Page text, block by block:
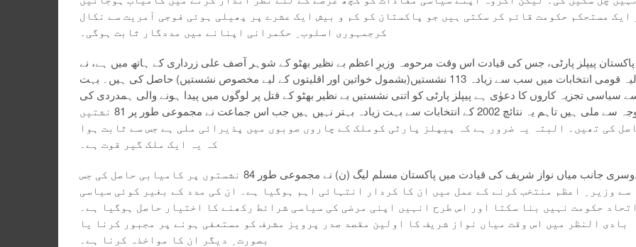
ایک مستحکم حکومت قائم کر سکتی ہیں جو پاکستان کو کم و بیش ایک عشرے پر پھیلی ہوئی فوجی آمریت سے نکال
کرجمہوری اسلوب ِ حکمرانی اپنانے میں مددگار ثابت ہوگی۔
پاکستان پیپلز پارٹی، جس کی قیادت اس وقت مرحومہ وزیرِ اعظم بے نظیر بھٹو کے شوہر آصف علی زرداری کے ہاتھ میں ہے، نے
حالیہ قومی انتخابات میں سب سے زیادہ 113 نشستیں(بشمول خواتین اور اقلیتوں کے لیے مخصوص نشستیں) حاصل کی ہیں۔ بہت
سیاسی تجزیہ کاروں کا دعوٰی ہے پیپلز پارٹی کو اتنی نشستیں بے نظیر بھٹو کے قتل پر لوگوں میں پیدا ہونے والی ہمدردی کی
وجہ سے ملی ہیں تاہم یہ نتائچ 2002 کے انتخابات سے بہت زیادہ بہتر نہیں ہیں جب اس جماعت نے مجموعی طور پر 81 نشتیں
کی تھیں۔ البتہ یہ ضرور ہے کہ پیپلز پارٹی کوملک کے چاروں صوبوں میں پذیرائی ملی ہے جس سے ثابت ہوا
کہ یہ ایک ملک گیر قوت ہے۔
دوسری جانب میاں نواز شریف کی قیادت میں پاکستان مسلم لیگ (ن) نے مجموعی طور 84 نشستوں پر کامیابی حاصل کی جس
سے وزیر ِ اعظم منتخب کرنے کے عمل میں ان کا کردار انتہائی اہم ہوگیا ہے۔ ان کی مدد کے بغیر کوئی سیاسی
اتحاد حکومت نہیں بنا سکتا اور اس طرح انہیں اپنی مرضی کی سیاسی شرائط رکھنے کا اختیار حاصل ہوگیا ہے۔
بادی النظر میں اس وقت میاں نواز شریف کا اولین مقصد صدر پرویز مشرف کو مستعفی ہونے پر مجبور کرنا یا
بصورت ِ دیگر ان کا مواخذہ کرنا ہے۔